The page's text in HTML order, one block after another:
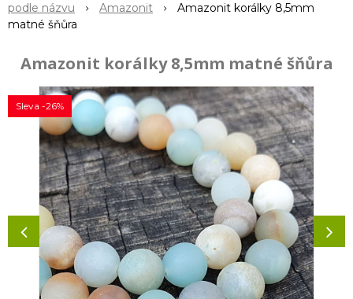
podle názvu
Amazonit
Amazonit korálky 8,5mm
matné šňůra
Amazonit korálky 8,5mm matné šňůra
Sleva -26%